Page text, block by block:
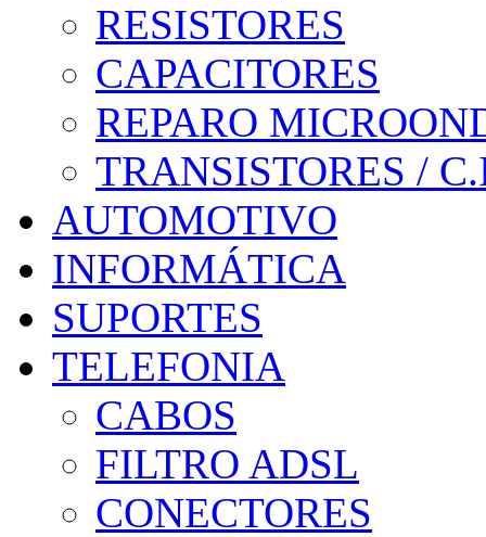
RESISTORES
CAPACITORES
REPARO
TRANSISTORES /
AUTOMOTIVO
INFORMÁTICA
SUPORTES
TELEFONIA
CABOS
FILTRO ADSL
CONECTORES